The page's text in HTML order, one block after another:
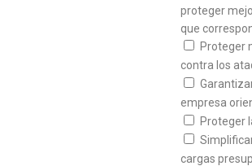
proteger
que
Proteger
contra los
empresa
Proteger
cargas